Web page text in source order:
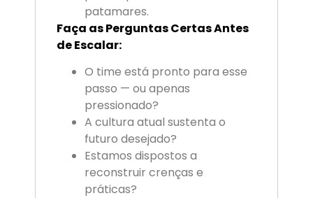
patamares.
Faça as Perguntas Certas Antes
de Escalar:
O time está pronto para esse
passo — ou apenas
pressionado?
A cultura atual sustenta o
futuro desejado?
Estamos dispostos a
reconstruir crenças e
práticas?